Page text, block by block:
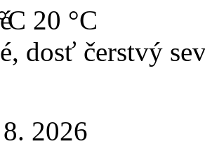
20 °C
dosť čerstvý
2026